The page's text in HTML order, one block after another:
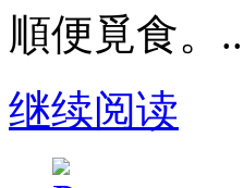
順便覓食。
继续阅读